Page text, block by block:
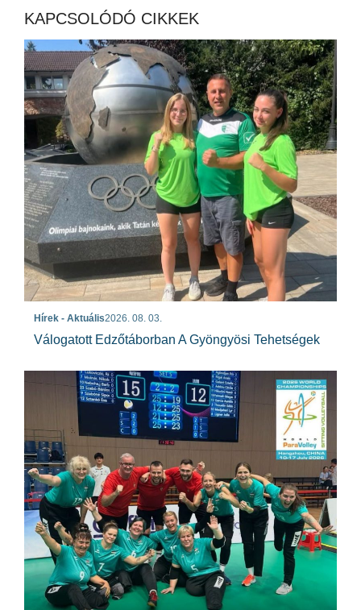
KAPCSOLÓDÓ CIKKEK
Hírek - Aktuális2026. 08. 03.
Válogatott Edzőtáborban A Gyöngyösi Tehetségek